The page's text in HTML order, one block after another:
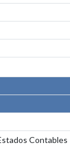
Contables